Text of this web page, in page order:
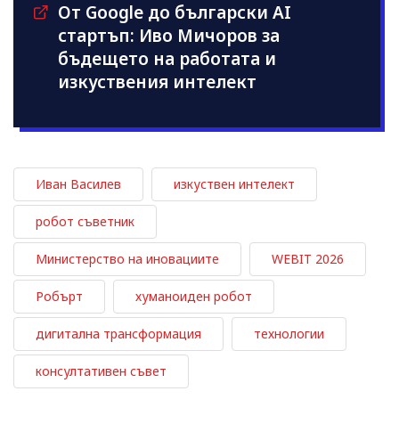
От Google до български AI
стартъп: Иво Мичоров за
бъдещето на работата и
изкуствения интелект
Иван Василев изкуствен интелект
робот съветник
Министерство на иновациите WEBIT 2026
Робърт хуманоиден робот
дигитална трансформация технологии
консултативен съвет